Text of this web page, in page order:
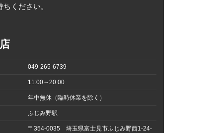
ください。
049-265-6739
11:00～20:00
年中無休（臨時休業を除く）
ふじみ野駅
〒354-0035 埼玉県富士見市ふじみ野西1-24-